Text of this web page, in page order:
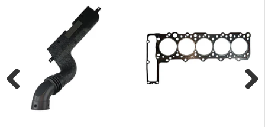
Previous